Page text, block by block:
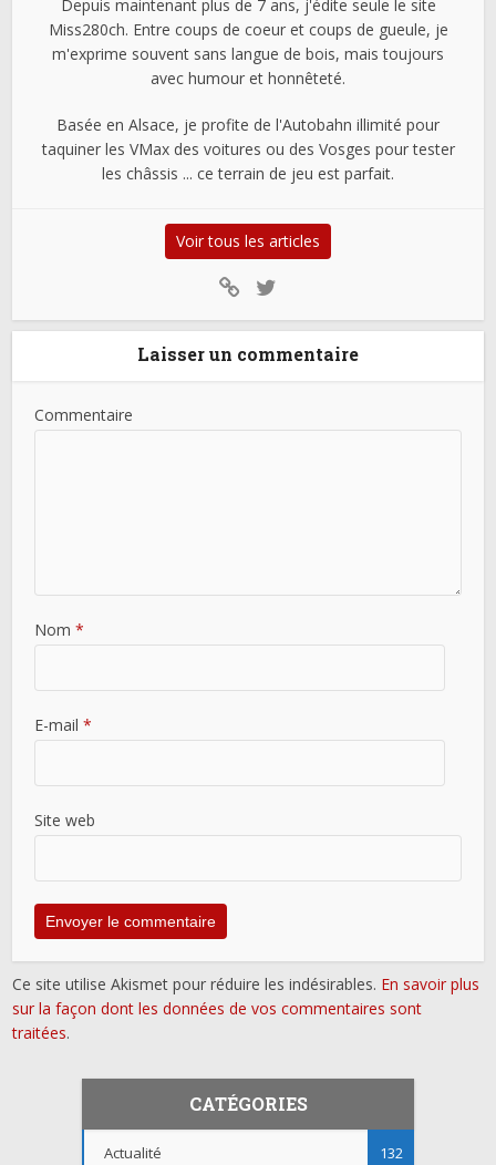
Depuis maintenant plus de 7 ans, j'édite seule le site
Miss280ch. Entre coups de coeur et coups de gueule, je
m'exprime souvent sans langue de bois, mais toujours
avec humour et honnêteté.
Basée en Alsace, je profite de l'Autobahn illimité pour
taquiner les VMax des voitures ou des Vosges pour tester
les châssis ... ce terrain de jeu est parfait.
Voir tous les articles
Laisser un commentaire
Commentaire
Nom*
E-mail*
Site web
Ce site utilise Akismet pour réduire les indésirables. En savoir plus
sur la façon dont les données de vos commentaires sont
traitées.
CATÉGORIES
Actualité 132